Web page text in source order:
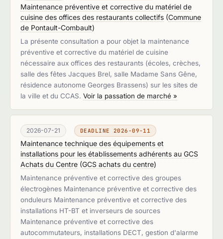
Maintenance préventive et corrective du matériel de
cuisine des offices des restaurants collectifs (Commune
de Pontault-Combault)
La présente consultation a pour objet la maintenance
préventive et corrective du matériel de cuisine
nécessaire aux offices des restaurants (écoles, crèches,
salle des fêtes Jacques Brel, salle Madame Sans Gêne,
résidence autonome Georges Brassens) sur les sites de
la ville et du CCAS. Voir la passation de marché »
2026-07-21 DEADLINE 2026-09-11
Maintenance technique des équipements et
installations pour les établissements adhérents au GCS
Achats du Centre (GCS achats du centre)
Maintenance préventive et corrective des groupes
électrogènes Maintenance préventive et corrective des
onduleurs Maintenance préventive et corrective des
installations HT-BT et inverseurs de sources
Maintenance préventive et corrective des
autocommutateurs, installations DECT, gestion d'alarme